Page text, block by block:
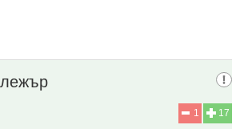
17
1